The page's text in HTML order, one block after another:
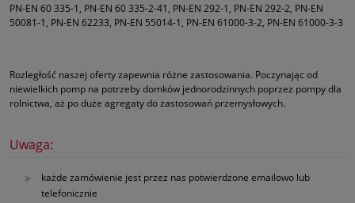
PN-EN 60 335-1, PN-EN 60 335-2-41, PN-EN 292-1, PN-EN 292-2, PN-EN
50081-1, PN-EN 62233, PN-EN 55014-1, PN-EN 61000-3-2, PN-EN 61000-3-3
Rozległość naszej oferty zapewnia różne zastosowania. Poczynając od
niewielkich pomp na potrzeby domków jednorodzinnych poprzez pompy dla
rolnictwa, aż po duże agregaty do zastosowań przemysłowych.
Uwaga:
każde zamówienie jest przez nas potwierdzone emailowo lub
telefonicznie